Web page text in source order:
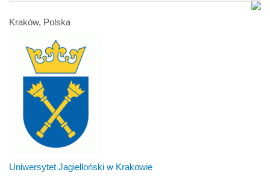
Kraków, Polska
Uniwersytet Jagielloński w Krakowie